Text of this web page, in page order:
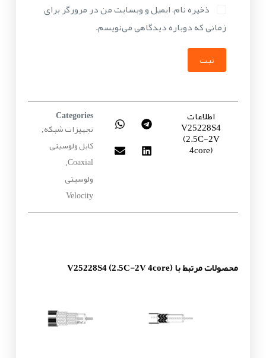
ذخیره نام، ایمیل و وبسایت من در مرورگر برای
زمانی که دوباره دیدگاهی می‌نویسم.
ثبت
اطلاعات
V25228S4
(2.5C-2V
4core)
Categories
تجهیزات شبکه
کابل ولوسیتی
Coaxial
ولوسیتی
Velocity
محصولات مرتبط با V25228S4 (2.5C-2V 4core)